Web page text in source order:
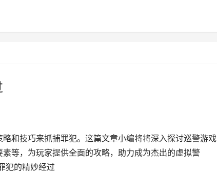
和技巧来抓捕罪犯。这篇文章小编将将深入探讨巡警游戏
等，为玩家提供全面的攻略，助力成为杰出的虚拟警
犯的精妙经过